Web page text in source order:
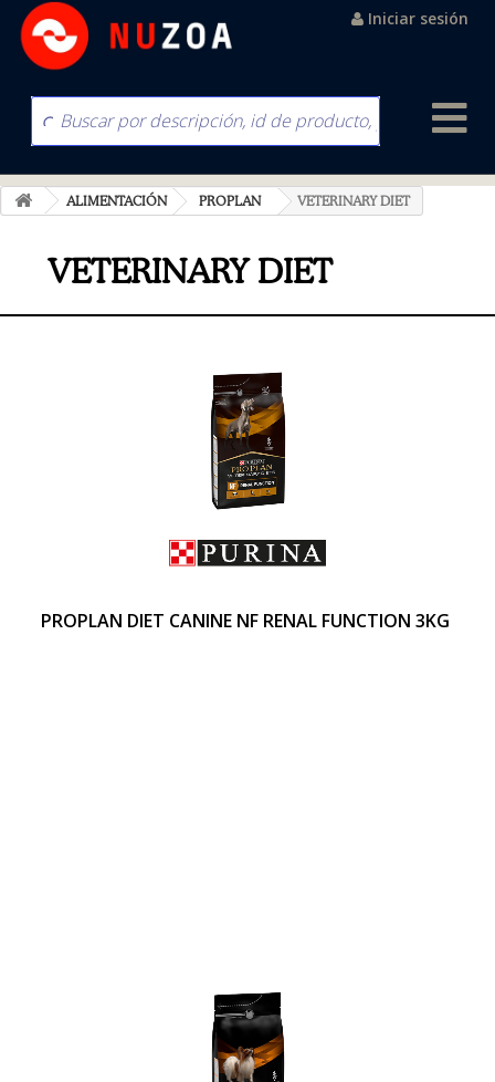
Iniciar sesión
ALIMENTACIÓN PROPLAN VETERINARY DIET
VETERINARY DIET
PROPLAN DIET CANINE NF RENAL FUNCTION 3KG